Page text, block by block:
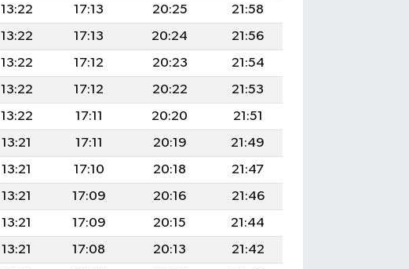
13:22 17:13 20:25
21:58
13:22 17:13 20:24
21:56
13:22 17:12 20:23
21:54
13:22 17:12 20:22
21:53
13:22 17:11 20:20
21:51
13:21 17:11 20:19
21:49
13:21 17:10 20:18
21:47
13:21 17:09 20:16
21:46
13:21 17:09 20:15
21:44
13:21 17:08 20:13
21:42